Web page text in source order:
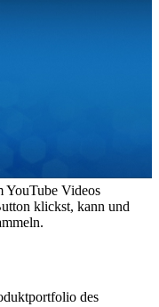
YouTube Videos
klickst, kann und
des